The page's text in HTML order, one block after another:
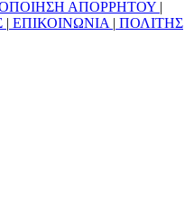
ΑΠΟΡΡΗΤΟΥ |
| ΕΠΙΚΟΙΝΩΝΙΑ | ΠΟΛΙΤΗΣ